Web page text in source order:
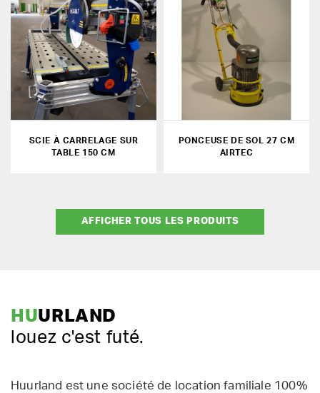
SCIE À CARRELAGE SUR
TABLE 150 CM
PONCEUSE DE SOL 27 CM
AIRTEC
AFFICHER TOUS LES PRODUITS
HUURLAND
louez c'est futé.
Huurland est une société de location familiale 100%